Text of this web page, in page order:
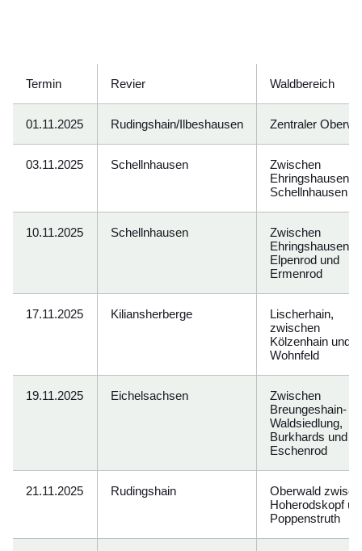
Termin Revier Waldbereich
01.11.2025 Rudingshain/Ilbeshausen Zentraler
03.11.2025 Schellnhausen
Zwischen
Ehringshausen
Schellnhausen
10.11.2025 Schellnhausen
Zwischen
Ehringshausen,
Elpenrod und
Ermenrod
17.11.2025 Kiliansherberge
Lischerhain,
zwischen
Kölzenhain und
Wohnfeld
19.11.2025 Eichelsachsen
Zwischen
Breungeshain-
Waldsiedlung,
Burkhards und
Eschenrod
21.11.2025 Rudingshain
Oberwald
Hoherodskopf
Poppenstruth